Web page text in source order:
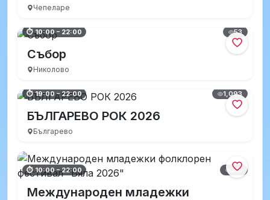
Чепеларе
⏱ 10:00 – 22:00 53
Събор
Николово
⏱ 19:00 – 22:00 1,093
БЪЛГАРЕВО РОК 2026
Българево
⏱ 10:00 – 22:00 315
Международен младежки